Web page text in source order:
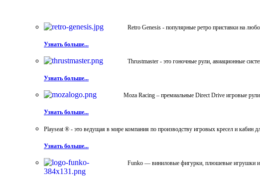
Retro Genesis - популярные ретро приставки на
Узнать больше...
Thrustmaster - это гоночные рули, авиационные
Узнать больше...
Moza Racing – премиальные Direct Drive игровые
Узнать больше...
Playseat ® - это ведущая в мире компания по производству игровых кресел и кабин
Узнать больше...
Funko — виниловые фигурки, плюшевые игрушки и